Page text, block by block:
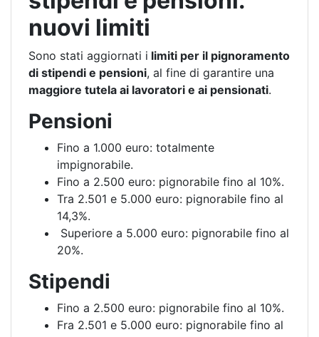
nuovi limiti
Sono stati aggiornati i limiti per il pignoramento
di stipendi e pensioni, al fine di garantire una
maggiore tutela ai lavoratori e ai pensionati.
Pensioni
Fino a 1.000 euro: totalmente
impignorabile.
Fino a 2.500 euro: pignorabile fino al 10%.
Tra 2.501 e 5.000 euro: pignorabile fino al
14,3%.
Superiore a 5.000 euro: pignorabile fino al
20%.
Stipendi
Fino a 2.500 euro: pignorabile fino al 10%.
Fra 2.501 e 5.000 euro: pignorabile fino al